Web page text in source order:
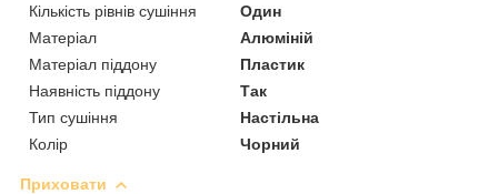
Кількість рівнів сушіння
Один
Матеріал
Алюміній
Матеріал піддону
Пластик
Наявність піддону
Так
Тип сушіння
Настільна
Колір
Чорний
Приховати